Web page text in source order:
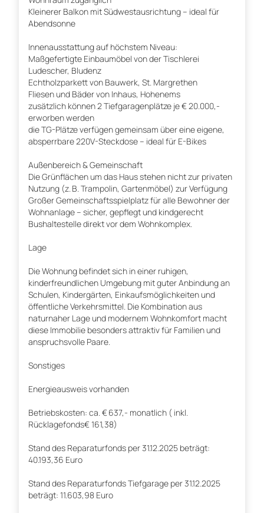
Kleinerer Balkon mit Südwestausrichtung – ideal für
Abendsonne
Innenausstattung auf höchstem Niveau:
Maßgefertigte Einbaumöbel von der Tischlerei
Ludescher, Bludenz
Echtholzparkett von Bauwerk, St. Margrethen
Fliesen und Bäder von Inhaus, Hohenems
zusätzlich können 2 Tiefgaragenplätze je € 20.000,-
erworben werden
die TG-Plätze verfügen gemeinsam über eine eigene,
absperrbare 220V-Steckdose – ideal für E-Bikes
Außenbereich & Gemeinschaft
Die Grünflächen um das Haus stehen nicht zur privaten
Nutzung (z. B. Trampolin, Gartenmöbel) zur Verfügung
Großer Gemeinschaftsspielplatz für alle Bewohner der
Wohnanlage – sicher, gepflegt und kindgerecht
Bushaltestelle direkt vor dem Wohnkomplex.
Lage
Die Wohnung befindet sich in einer ruhigen,
kinderfreundlichen Umgebung mit guter Anbindung an
Schulen, Kindergärten, Einkaufsmöglichkeiten und
öffentliche Verkehrsmittel. Die Kombination aus
naturnaher Lage und modernem Wohnkomfort macht
diese Immobilie besonders attraktiv für Familien und
anspruchsvolle Paare.
Sonstiges
Energieausweis vorhanden
Betriebskosten: ca. € 637,- monatlich ( inkl.
Rücklagefonds€ 161,38)
Stand des Reparaturfonds per 31.12.2025 beträgt:
40.193,36 Euro
Stand des Reparaturfonds Tiefgarage per 31.12.2025
beträgt: 11.603,98 Euro